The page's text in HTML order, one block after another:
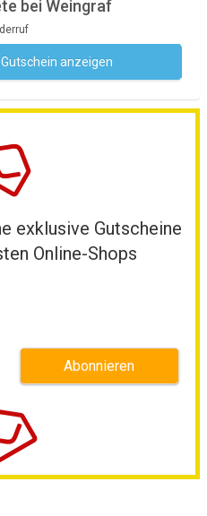
bei Weingraf
Gutschein anzeigen
exklusive Gutscheine
Online-Shops